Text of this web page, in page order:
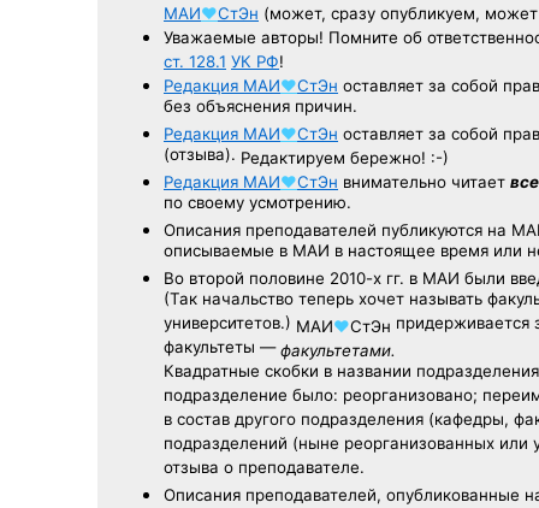
МАИ♥СтЭн (может, сразу опубликуем,
Уважаемые авторы! Помните об
ст. 128.1 УК РФ!
Редакция МАИ♥СтЭн оставляет за собой
без объяснения причин.
Редакция МАИ♥СтЭн оставляет за собой
(отзыва). Редактируем бережно! :-)
Редакция МАИ♥СтЭн внимательно читает все
по своему усмотрению.
Описания преподавателей публикуются на
описываемые в МАИ в настоящее время или
Во второй половине 2010-х гг. в МАИ были
(Так начальство теперь хочет называть
университетов.) МАИ♥СтЭн придерживается
факультеты —факультетами.
Квадратные скобки в названии
подразделение было: реорганизовано;
в состав другого подразделения (кафедры,
подразделений (ныне реорганизованных
отзыва о преподавателе.
Описания преподавателей, опубликованные